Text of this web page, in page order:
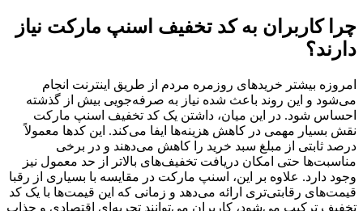
چرا کاربران به کد تخفیف اسنپ مارکت نیاز
دارند؟
امروزه بیشتر خریدهای روزمره مردم از طریق اینترنت انجام
می‌شود و این روند باعث شده نیاز به صرفه‌جویی بیش از گذشته
احساس شود. در این میان، داشتن یک کد تخفیف اسنپ مارکت
نقش بسیار مهمی در کاهش هزینه‌ها ایفا می‌کند. این کدها معمولاً
درصد ثابتی از مبلغ سبد خرید را کاهش می‌دهند و در برخی
مناسبت‌ها حتی امکان دریافت تخفیف‌های بالاتر از حد معمول نیز
وجود دارد. علاوه بر این، اسنپ مارکت در مقایسه با بسیاری از رقبا
قیمت‌های رقابتی‌تری ارائه می‌دهد و زمانی که این قیمت‌ها با یک کد
تخفیف ترکیب می‌شود، کاربران می‌توانند تجربه‌ای اقتصادی و جذاب